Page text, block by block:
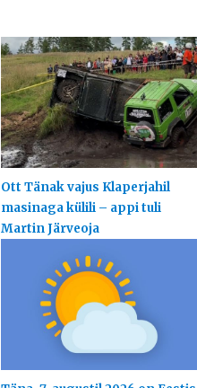
Ott Tänak vajus Klaperjahil
masinaga külili – appi tuli
Martin Järveoja